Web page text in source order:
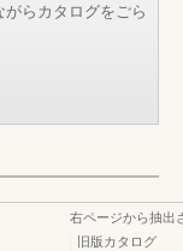
らカタログをごら
右ページから抽出
旧版カタログ